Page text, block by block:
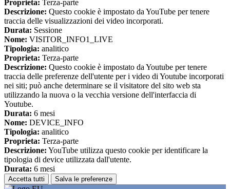
Proprieta: Terza-parte
Descrizione: Questo cookie è impostato da YouTube per tenere
traccia delle visualizzazioni dei video incorporati.
Durata: Sessione
Nome: VISITOR_INFO1_LIVE
Tipologia: analitico
Proprieta: Terza-parte
Descrizione: Questo cookie è impostato da Youtube per tenere
traccia delle preferenze dell'utente per i video di Youtube incorporati
nei siti; può anche determinare se il visitatore del sito web sta
utilizzando la nuova o la vecchia versione dell'interfaccia di
Youtube.
Durata: 6 mesi
Nome: DEVICE_INFO
Tipologia: analitico
Proprieta: Terza-parte
Descrizione: YouTube utilizza questo cookie per identificare la
tipologia di device utilizzata dall'utente.
Durata: 6 mesi
Accetta tutti Salva le preferenze